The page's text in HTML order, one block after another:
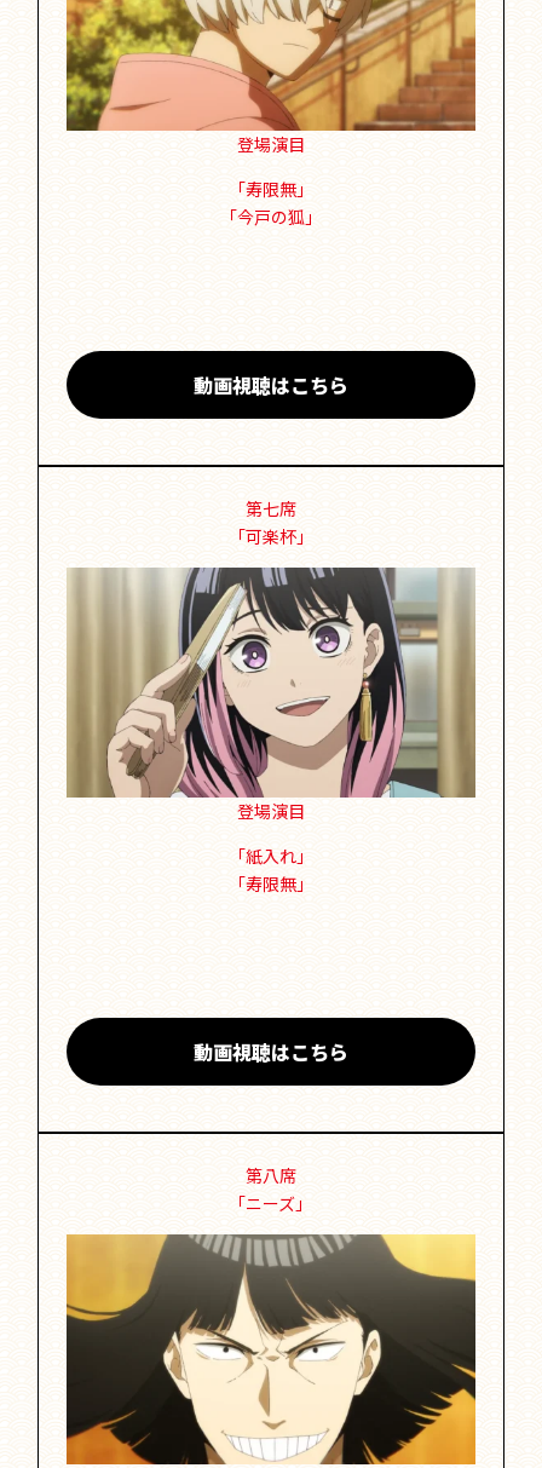
登場演目
「寿限無」
「今戸の狐」
動画視聴はこちら
第七席
「可楽杯」
登場演目
「紙入れ」
「寿限無」
動画視聴はこちら
第八席
「ニーズ」